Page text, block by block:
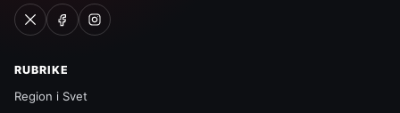
RUBRIKE
Region i Svet